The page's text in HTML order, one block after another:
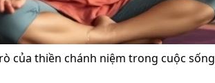
của thiền chánh niệm trong cuộc sống